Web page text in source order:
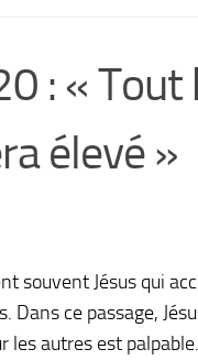
: « Tout
élevé »
souvent Jésus qui
Dans ce passage,
les autres est palpable.